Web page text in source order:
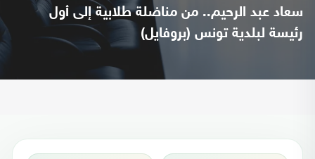
سعاد عبد الرحيم.. من مناضلة طلابية إلى أول
رئيسة لبلدية تونس (بروفايل)